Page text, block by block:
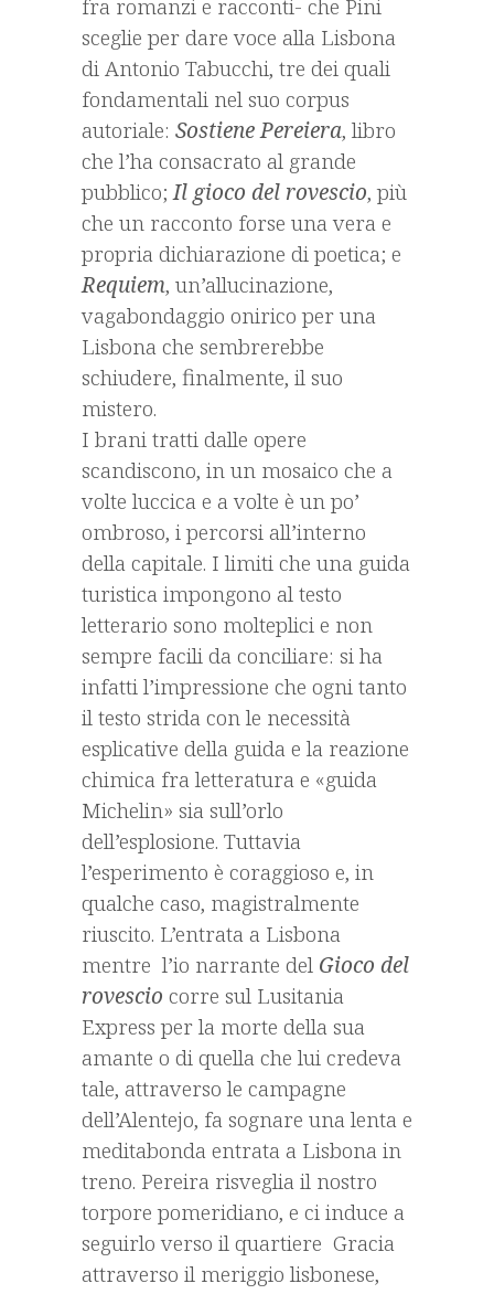
fra romanzi e racconti- che Pini
sceglie per dare voce alla Lisbona
di Antonio Tabucchi, tre dei quali
fondamentali nel suo corpus
autoriale: Sostiene Pereiera, libro
che l’ha consacrato al grande
pubblico;Il gioco del rovescio, più
che un racconto forse una vera e
propria dichiarazione di poetica; e
Requiem, un’allucinazione,
vagabondaggio onirico per una
Lisbona che sembrerebbe
schiudere, finalmente, il suo
mistero.
I brani tratti dalle opere
scandiscono, in un mosaico che a
volte luccica e a volte è un po’
ombroso, i percorsi all’interno
della capitale. I limiti che una guida
turistica impongono al testo
letterario sono molteplici e non
sempre facili da conciliare: si ha
infatti l’impressione che ogni tanto
il testo strida con le necessità
esplicative della guida e la reazione
chimica fra letteratura e «guida
Michelin» sia sull’orlo
dell’esplosione. Tuttavia
l’esperimento è coraggioso e, in
qualche caso, magistralmente
riuscito. L’entrata a Lisbona
mentre l’io narrante del Gioco del
rovescio corre sul Lusitania
Express per la morte della sua
amante o di quella che lui credeva
tale, attraverso le campagne
dell’Alentejo, fa sognare una lenta e
meditabonda entrata a Lisbona in
treno. Pereira risveglia il nostro
torpore pomeridiano, e ci induce a
seguirlo verso il quartiere Gracia
attraverso il meriggio lisbonese,